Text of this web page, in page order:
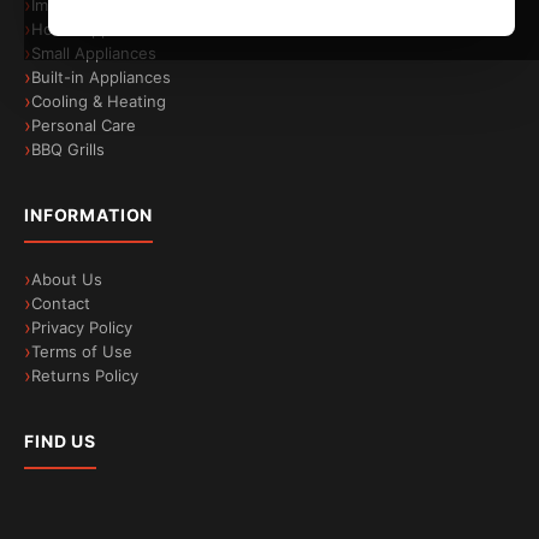
μαγειρέματος σας οποτεδήποτε και οπουδήποτε.
Μαγειρέψτε μαζί μου: ο προσωπικός σας
βοηθός μαγειρικής
εμβέλεια! Στην εφαρμογή Haier, μπορείτε να
Image & Sound
Home Appliances
Small Appliances
Built-in Appliances
Cooling & Heating
Personal Care
BBQ Grills
INFORMATION
About Us
Contact
Privacy Policy
Terms of Use
Returns Policy
FIND US